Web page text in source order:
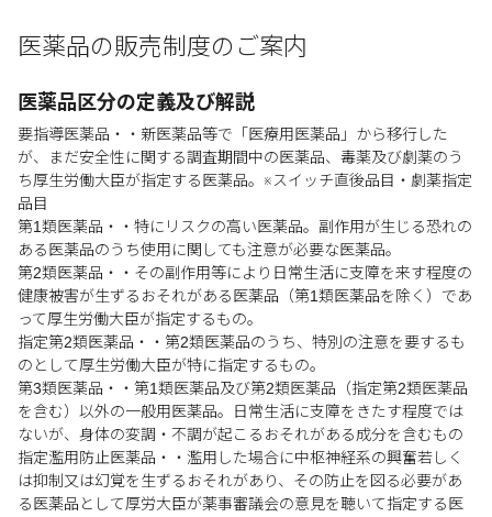
医薬品の販売制度のご案内
医薬品区分の定義及び解説
要指導医薬品・・新医薬品等で「医療用医薬品」から移行した
が、まだ安全性に関する調査期間中の医薬品、毒薬及び劇薬のう
ち厚生労働大臣が指定する医薬品。※スイッチ直後品目・劇薬指定
品目
第1類医薬品・・特にリスクの高い医薬品。副作用が生じる恐れの
ある医薬品のうち使用に関しても注意が必要な医薬品。
第2類医薬品・・その副作用等により日常生活に支障を来す程度の
健康被害が生ずるおそれがある医薬品（第1類医薬品を除く）であ
って厚生労働大臣が指定するもの。
指定第2類医薬品・・第2類医薬品のうち、特別の注意を要するも
のとして厚生労働大臣が特に指定するもの。
第3類医薬品・・第1類医薬品及び第2類医薬品（指定第2類医薬品
を含む）以外の一般用医薬品。日常生活に支障をきたす程度では
ないが、身体の変調・不調が起こるおそれがある成分を含むもの
指定濫用防止医薬品・・濫用した場合に中枢神経系の興奮若しく
は抑制又は幻覚を生ずるおそれがあり、その防止を図る必要があ
る医薬品として厚労大臣が薬事審議会の意見を聴いて指定する医